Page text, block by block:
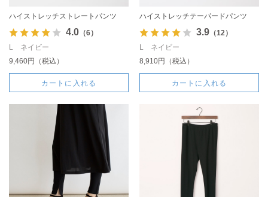
ハイストレッチストレートパンツ
4.0（6）
L ネイビー
9,460円（税込）
カートに入れる
ハイストレッチテーパードパンツ
3.9（12）
L ネイビー
8,910円（税込）
カートに入れる